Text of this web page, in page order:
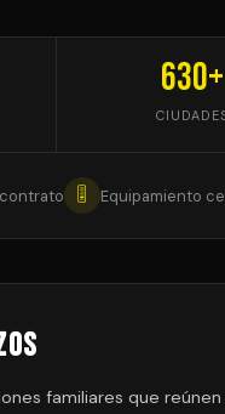
630+
🎚 Equipamiento
familiares que